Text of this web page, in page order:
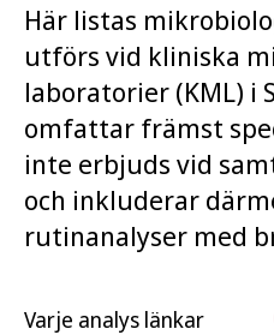
Här listas
utförs vid kliniska
laboratorier (KML) i
omfattar främst
inte erbjuds vid
och inkluderar
rutinanalyser med
Varje analys länkar